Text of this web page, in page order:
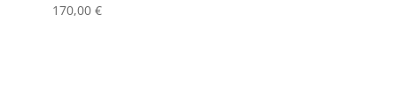
170,00 €